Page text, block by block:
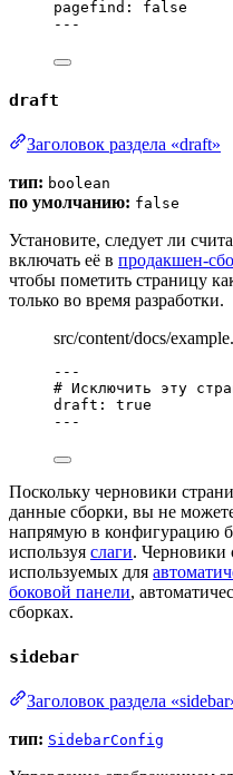
pagefind : false
---
draft
Заголовок раздела «draft»
тип: boolean
по умолчанию: false
Установите, следует ли
включать её в продакшен-
чтобы пометить страницу
только во время разработки.
src/content/docs/
---
# Исключить эту
draft : true
---
Поскольку черновики
данные сборки, вы не
напрямую в конфигурацию
используя слаги. Черновики
используемых для
боковой панели,
сборках.
sidebar
Заголовок раздела
тип: SidebarConfig